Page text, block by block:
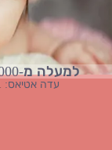
למעלה מ-3000 תינוקות בריאים להורים מאושרים
עדה אטיאס: